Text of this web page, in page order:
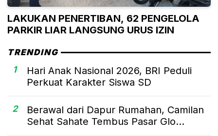
LAKUKAN PENERTIBAN, 62 PENGELOLA
PARKIR LIAR LANGSUNG URUS IZIN
TRENDING
1
Hari Anak Nasional 2026, BRI Peduli
Perkuat Karakter Siswa SD
2
Berawal dari Dapur Rumahan, Camilan
Sehat Sahate Tembus Pasar Glo...